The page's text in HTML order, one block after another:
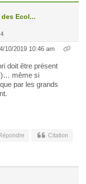
Ecol...
10/2019 10:46 am
doit être présent
même si
par les grands
Citation